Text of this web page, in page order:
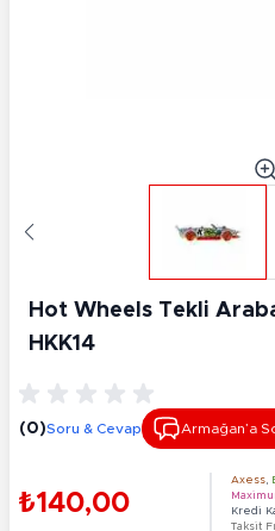
Hot Wheels Tekli
HKK14
(0)Soru & Cevap Armağan’a
₺140,00
Axess
Kredi
Taksit